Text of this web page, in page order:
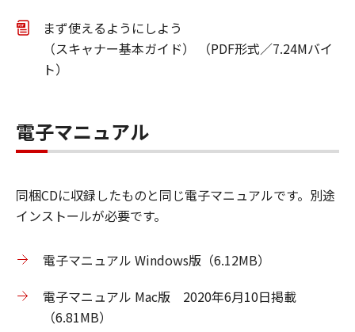
まず使えるようにしよう
（スキャナー基本ガイド） （PDF形式／7.24Mバイ
ト）
電子マニュアル
同梱CDに収録したものと同じ電子マニュアルです。別途
インストールが必要です。
電子マニュアル Windows版（6.12MB）
電子マニュアル Mac版 2020年6月10日掲載
（6.81MB）